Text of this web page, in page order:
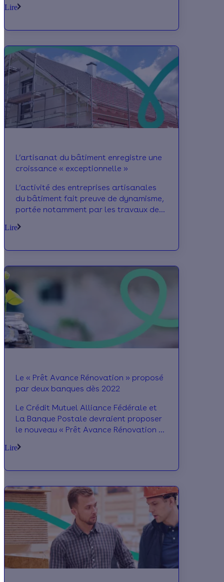
2020-2021, pas moins de 83 000
plus que sur la période précédente. Des
chiffres salués par Elisabeth Borne,
ministre du Travail, lors d’une visite au
BTP CFA de Rueil-Malmaison (92), le 3
septembre dernier.
Lire
L’artisanat du bâtiment enregistre une
croissance « exceptionnelle »
L’activité des entreprises artisanales
du bâtiment fait preuve de dynamisme,
portée notamment par les travaux de
révélés ce jour par la Capeb font état
douze mois cumulés, tous segments
confondus. Seule ombre au tableau, la
hausse des prix des matériaux et les
difficultés d’approvisionnement.
Lire
Le « Prêt Avance Rénovation » proposé
par deux banques dès 2022
Le Crédit Mutuel Alliance Fédérale et
La Banque Postale devraient proposer
le nouveau « Prêt Avance Rénovation »
2022. Lancé dans le cadre de loi Climat
à soutenir la dynamique de rénovation
énergétique en accompagnant les
Français dans le financement de leurs
travaux.
Lire